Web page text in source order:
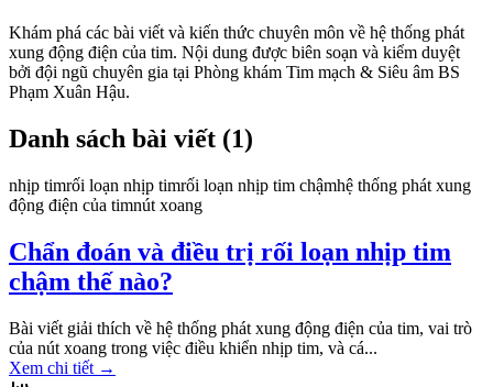
Khám phá các bài viết và kiến thức chuyên môn về hệ thống phát
xung động điện của tim. Nội dung được biên soạn và kiểm duyệt
bởi đội ngũ chuyên gia tại Phòng khám Tim mạch & Siêu âm BS
Phạm Xuân Hậu.
Danh sách bài viết (1)
nhịp timrối loạn nhịp timrối loạn nhịp tim chậmhệ thống phát xung
động điện của timnút xoang
Chẩn đoán và điều trị rối loạn nhịp tim
chậm thế nào?
Bài viết giải thích về hệ thống phát xung động điện của tim, vai trò
của nút xoang trong việc điều khiển nhịp tim, và cá...
Xem chi tiết →